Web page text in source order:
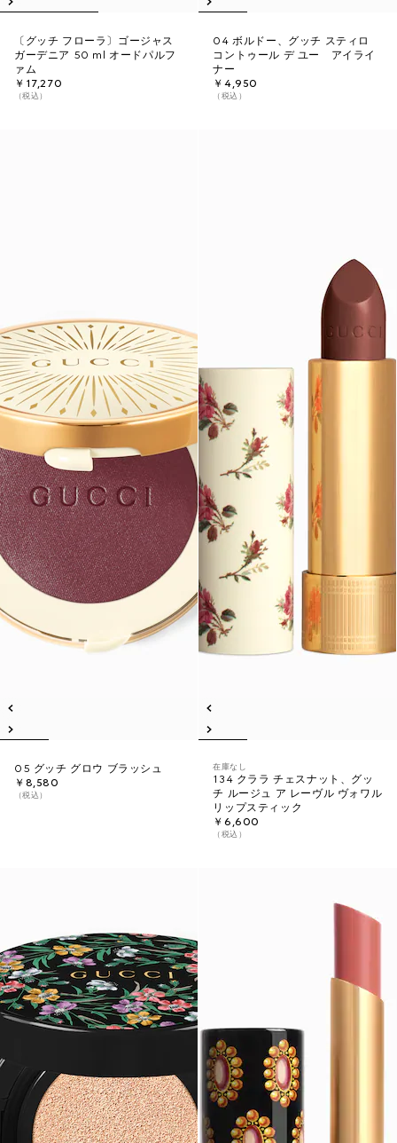
〔グッチ フローラ〕ゴージャス
ガーデニア 50 ml オードパルフ
ァム
￥17,270
（税込）
04 ボルドー、グッチ スティロ
コントゥール デ ユー アイライ
ナー
￥4,950
（税込）
05 グッチ グロウ ブラッシュ
￥8,580
（税込）
在庫なし
134 クララ チェスナット、グッ
チ ルージュ ア レーヴル ヴォワル
リップスティック
￥6,600
（税込）